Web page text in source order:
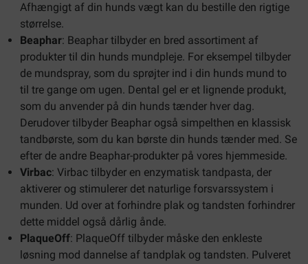
Afhængigt af din hunds vægt kan du bestille den rigtige
størrelse.
Beaphar: Beaphar tilbyder en bred assortiment af
produkter til din hunds mundpleje. For eksempel tilbyder
de mundspray, som du sprøjter ind i din hunds mund to
til tre gange om ugen. Dental gel er et lignende produkt,
som du anvender på din hunds tænder hver dag.
Derudover tilbyder Beaphar også simpelthen en klassisk
tandbørste, som du kan børste din hunds tænder med. Se
efter de andre Beaphar-produkter på vores hjemmeside.
Virbac: Virbac tilbyder en enzymatisk tandpasta, der
aktiverer og stimulerer det naturlige forsvarssystem i
munden. Ud over at forhindre plak og tandsten forhindrer
dette middel også dårlig ånde.
PlaqueOff: PlaqueOff tilbyder måske den enkleste
løsning mod dannelse af tandplak og tandsten. Pulveret